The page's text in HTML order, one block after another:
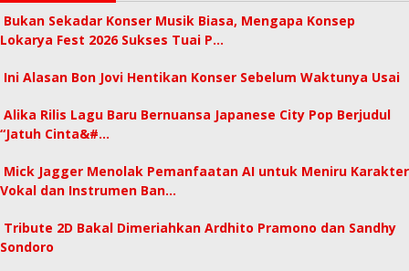
Bukan Sekadar Konser Musik Biasa, Mengapa Konsep
Lokarya Fest 2026 Sukses Tuai P…
Ini Alasan Bon Jovi Hentikan Konser Sebelum Waktunya Usai
Alika Rilis Lagu Baru Bernuansa Japanese City Pop Berjudul
“Jatuh Cinta&#…
Mick Jagger Menolak Pemanfaatan AI untuk Meniru Karakter
Vokal dan Instrumen Ban…
Tribute 2D Bakal Dimeriahkan Ardhito Pramono dan Sandhy
Sondoro